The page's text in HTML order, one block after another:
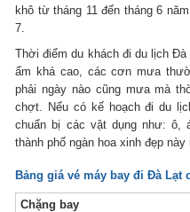
khô từ tháng 11 đến tháng 6
7.
Thời điểm du khách đi du lịch
ẩm khá cao, các cơn mưa
phải ngày nào cũng mưa mà
chợt. Nếu có kế hoạch đi du
chuẩn bị các vật dụng như: ô,
thành phố ngàn hoa xinh đẹp này
Bảnggiá vé máy bay đi Đà Lạt
Chặng bay